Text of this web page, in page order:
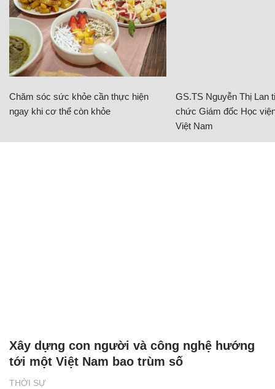
Chăm sóc sức khỏe cần thực hiện
ngay khi cơ thể còn khỏe
GS.TS Nguyễn Thị Lan
chức Giám đốc Học
Việt Nam
THỜI SỰ
Xây dựng con người và công nghệ hướng
tới một Việt Nam bao trùm số